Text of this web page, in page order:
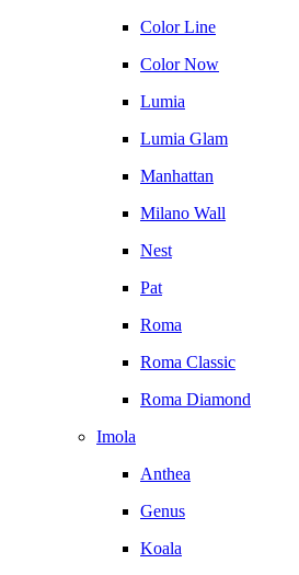
Color Line
Color Now
Lumia
Lumia Glam
Manhattan
Milano Wall
Nest
Pat
Roma
Roma Classic
Roma Diamond
Imola
Anthea
Genus
Koala